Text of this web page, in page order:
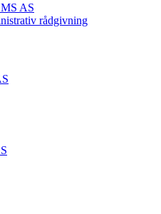
AS
rådgivning